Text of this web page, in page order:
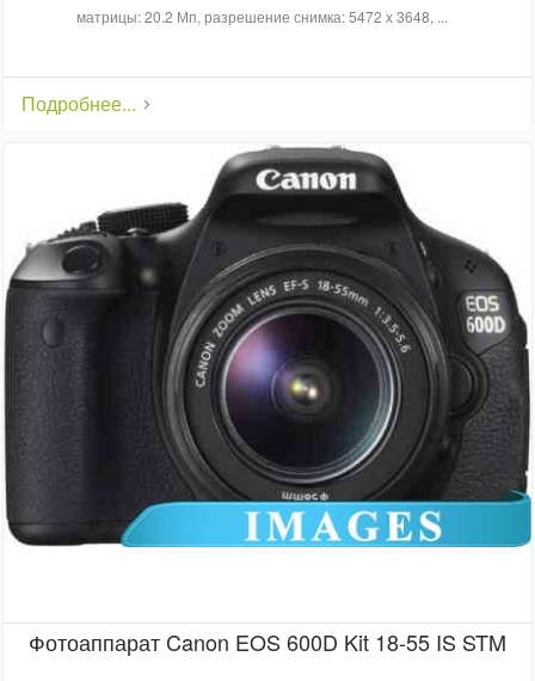
матрицы: 20.2 Мп, разрешение снимка: 5472 x 3648, ...
Подробнее...
Фотоаппарат Canon EOS 600D Kit 18-55 IS STM